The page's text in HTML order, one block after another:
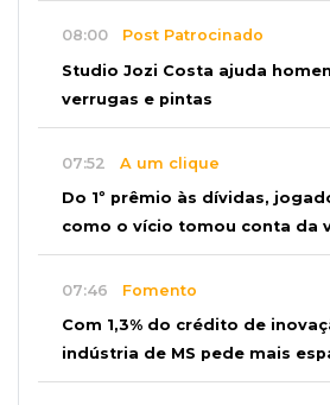
08:00 Post Patrocinado
Studio Jozi Costa ajuda
verrugas e pintas
07:52 A um clique
Do 1º prêmio às dívidas,
como o vício tomou conta da
07:46 Fomento
Com 1,3% do crédito de
indústria de MS pede mais